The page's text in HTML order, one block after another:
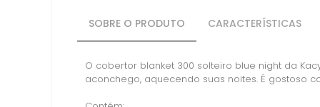
SOBRE O PRODUTO CARACTERÍSTICAS
O cobertor blanket 300 solteiro blue night da
aconchego, aquecendo suas noites. É gostoso